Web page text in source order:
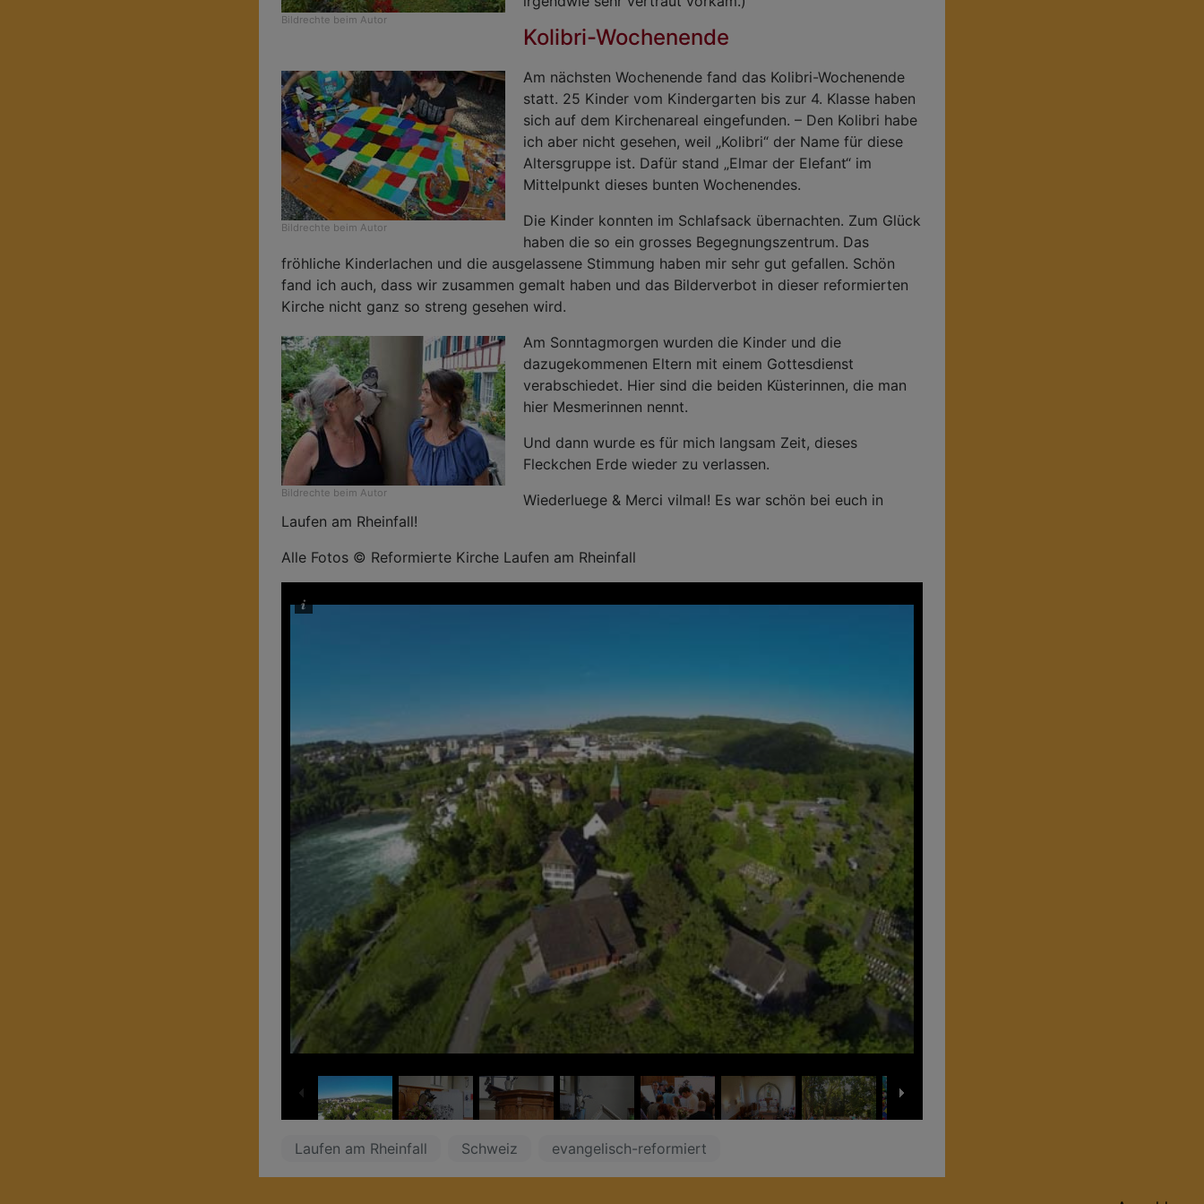
Bildrechte beim Autor
Kolibri-Wochenende
Bildrechte beim Autor
Am nächsten Wochenende fand das Kolibri-Wochenende
statt. 25 Kinder vom Kindergarten bis zur 4. Klasse haben
sich auf dem Kirchenareal eingefunden. – Den Kolibri habe
ich aber nicht gesehen, weil „Kolibri“ der Name für diese
Altersgruppe ist. Dafür stand „Elmar der Elefant“ im
Mittelpunkt dieses bunten Wochenendes.
Die Kinder konnten im Schlafsack übernachten. Zum Glück
haben die so ein grosses Begegnungszentrum. Das
fröhliche Kinderlachen und die ausgelassene Stimmung haben mir sehr gut gefallen. Schön
fand ich auch, dass wir zusammen gemalt haben und das Bilderverbot in dieser reformierten
Kirche nicht ganz so streng gesehen wird.
Bildrechte beim Autor
Am Sonntagmorgen wurden die Kinder und die
dazugekommenen Eltern mit einem Gottesdienst
verabschiedet. Hier sind die beiden Küsterinnen, die man
hier Mesmerinnen nennt.
Und dann wurde es für mich langsam Zeit, dieses
Fleckchen Erde wieder zu verlassen.
Wiederluege & Merci vilmal! Es war schön bei euch in
Laufen am Rheinfall!
Alle Fotos © Reformierte Kirche Laufen am Rheinfall
Laufen am Rheinfall Schweiz evangelisch-reformiert